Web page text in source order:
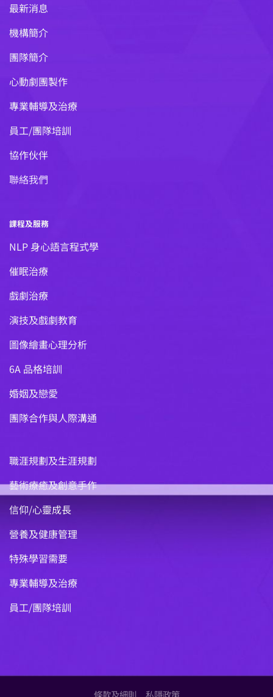
最新消息
機構簡介
團隊簡介
心動劇團製作
專業輔導及治療
員工/團隊培訓
協作伙伴
聯絡我們
課程及服務
NLP 身心語言程式學
催眠治療
戲劇治療
演技及戲劇教育
圖像繪畫心理分析
6A 品格培訓
婚姻及戀愛
團隊合作與人際溝通
職涯規劃及生涯規劃
藝術療癒及創意手作
信仰/心靈成長
營養及健康管理
特殊學習需要
專業輔導及治療
員工/團隊培訓
條款及細則 私隱政策